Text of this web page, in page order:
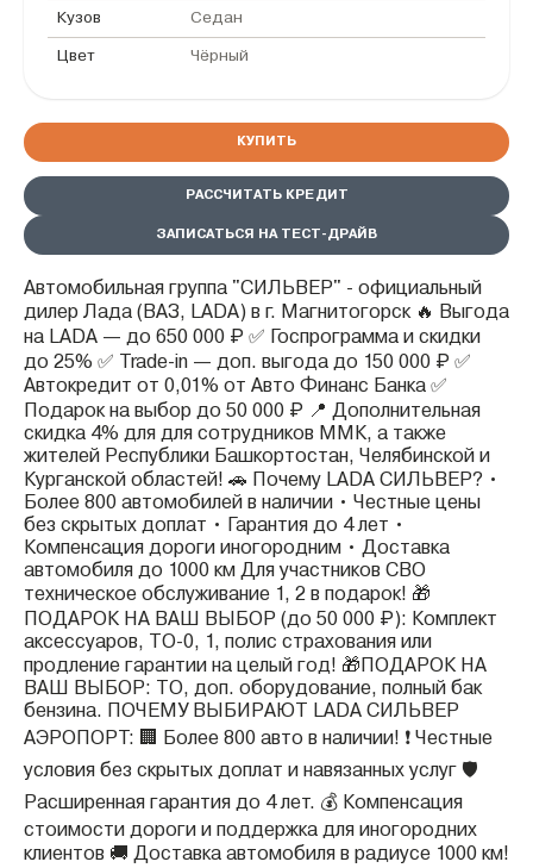
Кузов Седан
Цвет Чёрный
КУПИТЬ
РАССЧИТАТЬ КРЕДИТ
ЗАПИСАТЬСЯ НА ТЕСТ-ДРАЙВ
Автомобильная группа "СИЛЬВЕР" - официальный
дилер Лада (ВАЗ, LADA) в г. Магнитогорск 🔥 Выгода
на LADA — до 650 000 ₽ ✅ Госпрограмма и скидки
до 25% ✅ Trade-in — доп. выгода до 150 000 ₽ ✅
Автокредит от 0,01% от Авто Финанс Банка ✅
Подарок на выбор до 50 000 ₽ 📍 Дополнительная
скидка 4% для для сотрудников ММК, а также
жителей Республики Башкортостан, Челябинской и
Курганской областей! 🚗 Почему LADA СИЛЬВЕР? •
Более 800 автомобилей в наличии • Честные цены
без скрытых доплат • Гарантия до 4 лет •
Компенсация дороги иногородним • Доставка
автомобиля до 1000 км Для участников СВО
техническое обслуживание 1, 2 в подарок! 🎁
ПОДАРОК НА ВАШ ВЫБОР (до 50 000 ₽): Комплект
аксессуаров, ТО-0, 1, полис страхования или
продление гарантии на целый год! 🎁ПОДАРОК НА
ВАШ ВЫБОР: ТО, доп. оборудование, полный бак
бензина. ПОЧЕМУ ВЫБИРАЮТ LADA СИЛЬВЕР
АЭРОПОРТ: 🏢 Более 800 авто в наличии! ❗️ Честные
условия без скрытых доплат и навязанных услуг 🛡️
Расширенная гарантия до 4 лет. 💰 Компенсация
стоимости дороги и поддержка для иногородних
клиентов 🚚 Доставка автомобиля в радиусе 1000 км!